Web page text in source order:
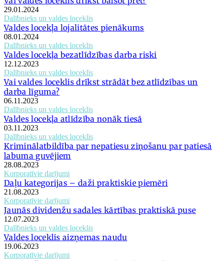
29.01.2024
Dalībnieks un valdes loceklis
Valdes locekļa lojalitātes pienākums
08.01.2024
Dalībnieks un valdes loceklis
Valdes locekļa bezatlīdzības darba riski
12.12.2023
Dalībnieks un valdes loceklis
Vai valdes loceklis drīkst strādāt bez atlīdzības un
darba līguma?
06.11.2023
Dalībnieks un valdes loceklis
Valdes locekļa atlīdzība nonāk tiesā
03.11.2023
Dalībnieks un valdes loceklis
Kriminālatbildība par nepatiesu ziņošanu par patiesā
labuma guvējiem
28.08.2023
Korporatīvie darījumi
Daļu kategorijas – daži praktiskie piemēri
21.08.2023
Korporatīvie darījumi
Jaunās dividenžu sadales kārtības praktiskā puse
12.07.2023
Dalībnieks un valdes loceklis
Valdes loceklis aizņemas naudu
19.06.2023
Korporatīvie darījumi